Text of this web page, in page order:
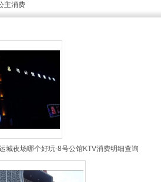
主消费
城夜场哪个好玩-8号公馆KTV消费明细查询